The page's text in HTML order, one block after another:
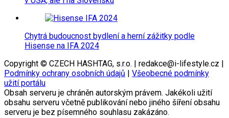
Chytrá budoucnost bydlení a herní zážitky podle
Hisense na IFA 2024
Copyright © CZECH HASHTAG, s.r.o. | redakce@i-lifestyle.cz |
Podmínky ochrany osobních údajů
Všeobecné podmínky
užití portálu
Obsah serveru je chráněn autorským právem. Jakékoli užití
obsahu serveru včetně publikování nebo jiného šíření obsahu
serveru je bez písemného souhlasu zakázáno.